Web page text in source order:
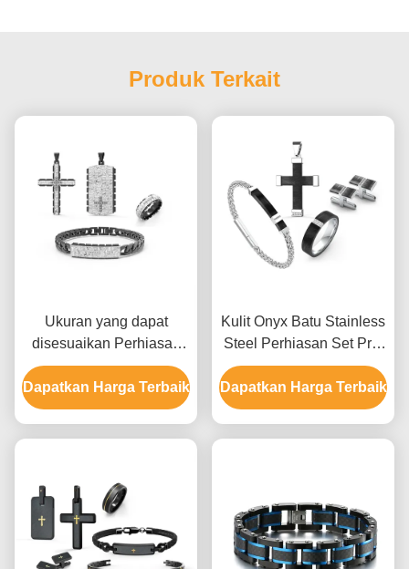
Produk Terkait
Ukuran yang dapat
disesuaikan Perhiasan
stainless steel set untuk
pria dengan beberapa
permukaan akhir dan
Dapatkan Harga Terbaik
Kulit Onyx Batu Stainless
Steel Perhiasan Set Pria
Kalung Earrings Dan Set
Cincin
Dapatkan Harga Terbaik